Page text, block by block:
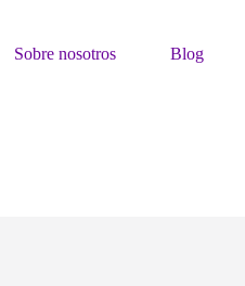
Sobre nosotros Blog